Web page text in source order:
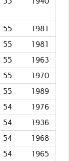
55
1981
55
1981
55
1963
55
1970
55
1989
54
1976
54
1936
54
1968
54 1965